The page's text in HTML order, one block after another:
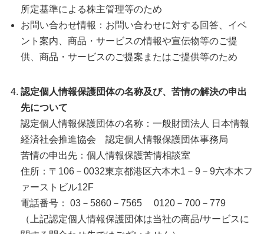
所定基準による株主管理等のため
お問い合わせ情報：お問い合わせに対する回答、イベ
ント案内、商品・サービスの情報や宣伝物等のご提
供、商品・サービスのご提案またはご提供等のため
認定個人情報保護団体の名称及び、苦情の解決の申出
先について
認定個人情報保護団体の名称：一般財団法人 日本情報
経済社会推進協会 認定個人情報保護団体事務局
苦情の申出先：個人情報保護苦情相談室
住所：〒106－0032東京都港区六本木1－9－9六本木フ
ァーストビル12F
電話番号： 03－5860－7565 0120－700－779
（上記認定個人情報保護団体は当社の商品/サービスに